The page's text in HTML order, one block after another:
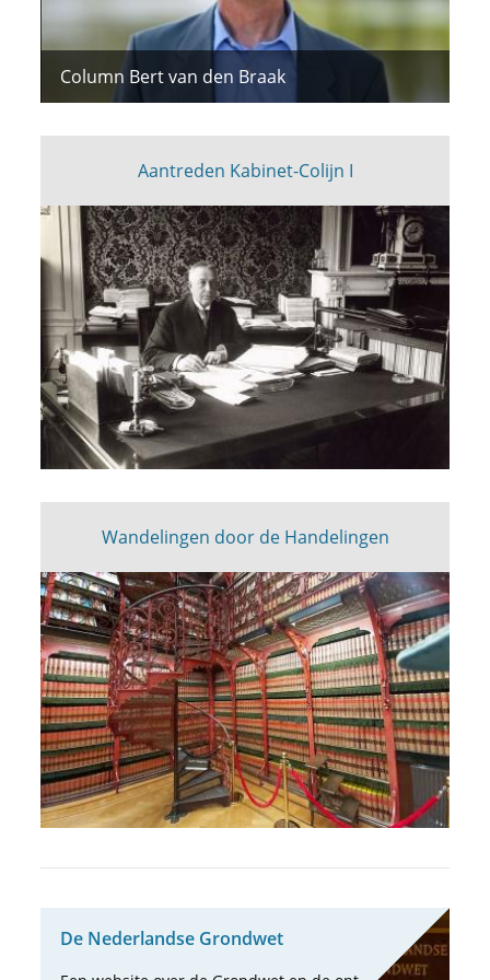
Column Bert van den Braak
Aantreden Kabinet-Colijn I
Wandelingen door de Handelingen
De Neder­landse Grond­wet